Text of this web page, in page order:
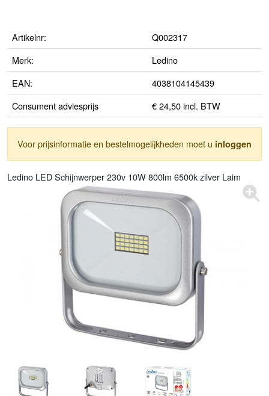
Artikelnr:
Q002317
Merk:
Ledino
EAN:
4038104145439
Consument adviesprijs
€ 24,50 incl. BTW
Voor prijsinformatie en bestelmogelijkheden moet u inloggen
Ledino LED Schijnwerper 230v 10W 800lm 6500k zilver Laim